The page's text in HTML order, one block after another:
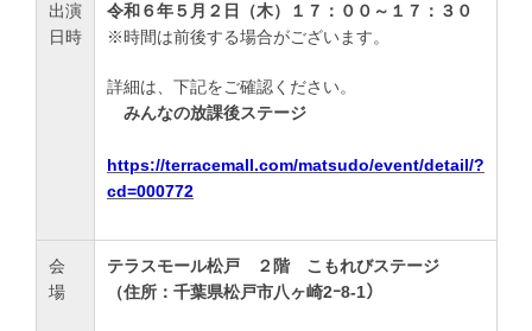
出演
日時
令和６年５月２日（木）１７：００～１７：３０
※時間は前後する場合がございます。
詳細は、下記をご確認ください。
みんなの放課後ステージ
https://terracemall.com/matsudo/event/detail/?
cd=000772
会
場
テラスモール松戸 ２階 こもれびステージ
（住所：千葉県松戸市八ヶ崎2ｰ8-1）